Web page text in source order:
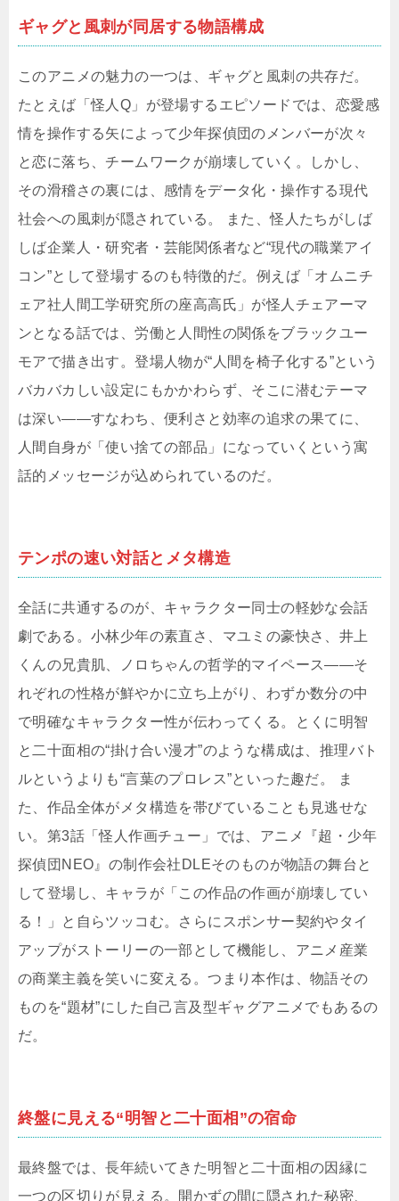
ギャグと風刺が同居する物語構成
このアニメの魅力の一つは、ギャグと風刺の共存だ。
たとえば「怪人Q」が登場するエピソードでは、恋愛感
情を操作する矢によって少年探偵団のメンバーが次々
と恋に落ち、チームワークが崩壊していく。しかし、
その滑稽さの裏には、感情をデータ化・操作する現代
社会への風刺が隠されている。 また、怪人たちがしば
しば企業人・研究者・芸能関係者など“現代の職業アイ
コン”として登場するのも特徴的だ。例えば「オムニチ
ェア社人間工学研究所の座高高氏」が怪人チェアーマ
ンとなる話では、労働と人間性の関係をブラックユー
モアで描き出す。登場人物が“人間を椅子化する”という
バカバカしい設定にもかかわらず、そこに潜むテーマ
は深い――すなわち、便利さと効率の追求の果てに、
人間自身が「使い捨ての部品」になっていくという寓
話的メッセージが込められているのだ。
テンポの速い対話とメタ構造
全話に共通するのが、キャラクター同士の軽妙な会話
劇である。小林少年の素直さ、マユミの豪快さ、井上
くんの兄貴肌、ノロちゃんの哲学的マイペース――そ
れぞれの性格が鮮やかに立ち上がり、わずか数分の中
で明確なキャラクター性が伝わってくる。とくに明智
と二十面相の“掛け合い漫才”のような構成は、推理バト
ルというよりも“言葉のプロレス”といった趣だ。 ま
た、作品全体がメタ構造を帯びていることも見逃せな
い。第3話「怪人作画チュー」では、アニメ『超・少年
探偵団NEO』の制作会社DLEそのものが物語の舞台と
して登場し、キャラが「この作品の作画が崩壊してい
る！」と自らツッコむ。さらにスポンサー契約やタイ
アップがストーリーの一部として機能し、アニメ産業
の商業主義を笑いに変える。つまり本作は、物語その
ものを“題材”にした自己言及型ギャグアニメでもあるの
だ。
終盤に見える“明智と二十面相”の宿命
最終盤では、長年続いてきた明智と二十面相の因縁に
一つの区切りが見える。開かずの間に隠された秘密、